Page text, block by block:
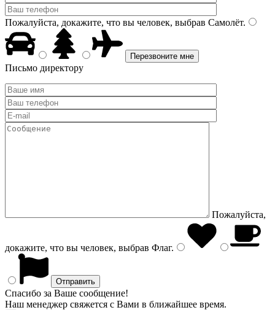
Пожалуйста, докажите, что вы человек, выбрав Самолёт.
Письмо директору
Пожалуйста,
докажите, что вы человек, выбрав Флаг.
Спасибо за Ваше сообщение!
Наш менеджер свяжется с Вами в ближайшее время.